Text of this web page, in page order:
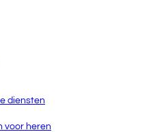
diensten
voor heren